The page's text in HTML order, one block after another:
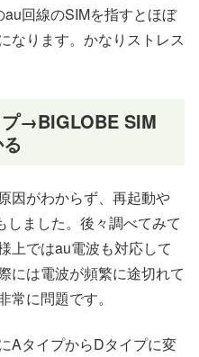
回線のSIMを指すとほぼ
なります。かなりストレス
→BIGLOBE SIM
因がわからず、再起動や
ました。後々調べてみて
上ではau電波も対応して
には電波が頻繁に途切れて
に問題です。
AタイプからDタイプに変